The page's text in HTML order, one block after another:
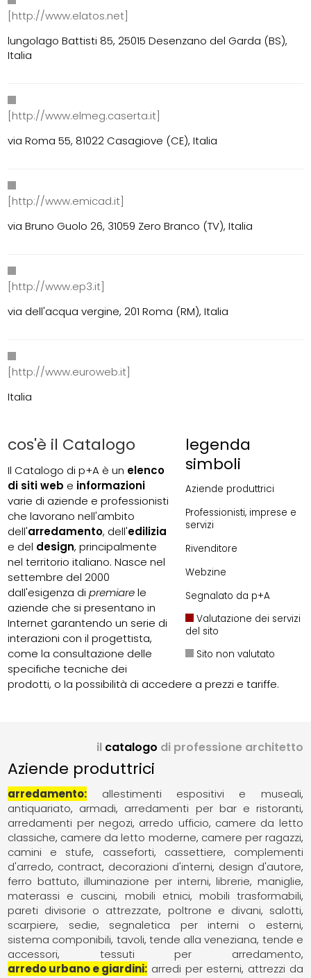
[http://www.elatos.net]
lungolago Battisti 85, 25015 Desenzano del Garda (BS),
Italia
[http://www.elmeg.caserta.it]
via Roma 55, 81022 Casagiove (CE), Italia
[http://www.emicad.it]
via Bruno Guolo 26, 31059 Zero Branco (TV), Italia
[http://www.ep3.it]
via dell'acqua vergine, 201 Roma (RM), Italia
[http://www.euroweb.it]
Italia
legenda
simboli
Aziende produttrici
Professionisti, imprese e
servizi
Rivenditore
Webzine
Segnalato da p+A
Valutazione dei servizi
del sito
Sito non valutato
cos'è il Catalogo
Il Catalogo di p+A è un elenco
di siti web e informazioni
varie di aziende e professionisti
che lavorano nell'ambito
dell'arredamento, dell'edilizia
e del design, principalmente
nel territorio italiano. Nasce nel
settembre del 2000
dall'esigenza dipremiarele
aziende che si presentano in
Internet garantendo un serie di
interazioni con il progettista,
come la consultazione delle
specifiche tecniche dei
prodotti, o la possibilità di accedere a prezzi e tariffe.
il catalogo di professione architetto
Aziende produttrici
arredamento
allestimenti espositivi e museali
antiquariato
armadi
arredamenti per bar e ristoranti
arredamenti per negozi arredo ufficio camere da letto
classiche camere da letto moderne camere per ragazzi
camini e stufe
casseforti cassettiere
complementi
d'arredo contract decorazioni d'interni design d'autore
ferro battuto illuminazione per interni librerie maniglie
materassi e cuscini
mobili etnici
mobili trasformabili
pareti divisorie o attrezzate poltrone e divani
salotti
scarpiere
sedie
segnaletica per interni o esterni
sistema componibili tavoli tende alla veneziana tende e
accessori
tessuti per arredamento
arredo urbano e giardini arredi per esterni attrezzi da